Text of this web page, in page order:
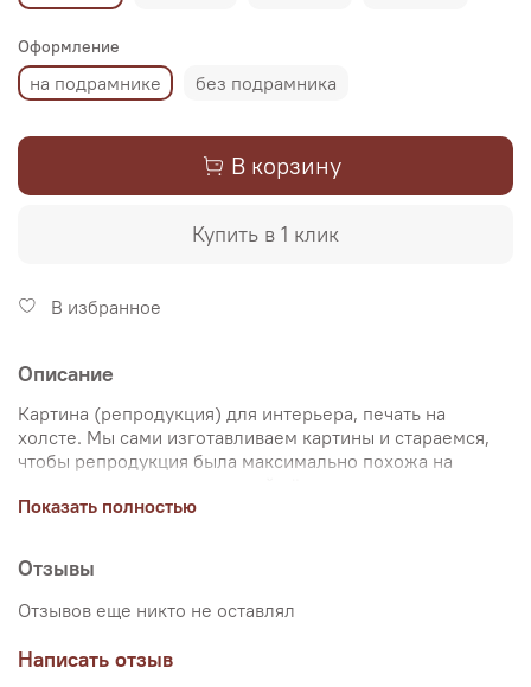
Оформление
на подрамнике без подрамника
В корзину
Купить в 1 клик
В избранное
Описание
Картина (репродукция) для интерьера, печать на
холсте. Мы сами изготавливаем картины и стараемся,
чтобы репродукция была максимально похожа на
Именно поэтому, мы уделяем особое внимание
печати используются художественный хлопковый холст
и экологические чернила. Репродукцию можно купить
на подрамнике (деревянный подрамник, галерейная
натяжка) или без подрамника (только холст,
доставляется в рулоне в тубусе). Картина продается в
нескольких вариантах размеров, представленных на
Показать полностью
Отзывы
Отзывов еще никто не оставлял
Написать отзыв